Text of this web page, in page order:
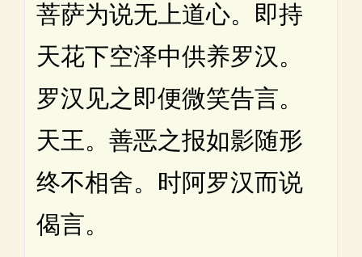
菩萨为说无上道心。即持
天花下空泽中供养罗汉。
罗汉见之即便微笑告言。
天王。善恶之报如影随形
终不相舍。时阿罗汉而说
偈言。